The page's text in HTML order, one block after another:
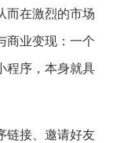
而在激烈的市场
商业变现：一个
程序，本身就具
链接、邀请好友